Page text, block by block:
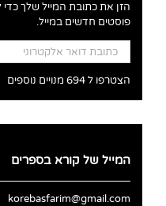
הזן את כתובת המייל שלך
פוסטים חדשים במייל.
כתובת
דואר
אלקטרוני
הצטרפו ל 694 מנויים נוספים
המייל של קורא בספרים
korebasfarim@gmail.com